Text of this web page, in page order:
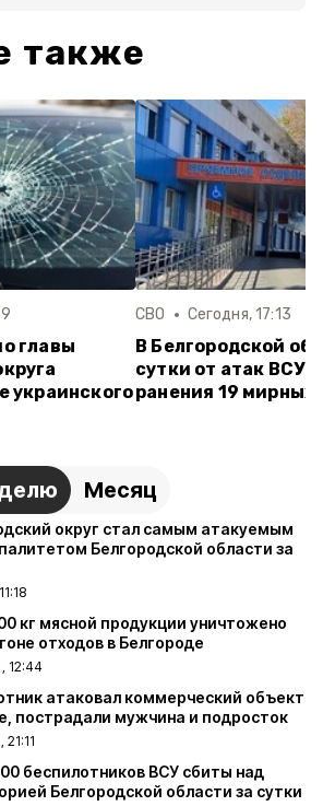
также
главы
украинского
СВО Сегодня, 17:13
В Белгородской
сутки от атак ВСУ
ранения 19
Месяц
округ стал самым атакуемым
Белгородской области за
кг мясной продукции уничтожено
отходов в Белгороде
, 12:44
атаковал коммерческий объект
пострадали мужчина и подросток
21:11
беспилотников ВСУ сбиты над
Белгородской области за сутки